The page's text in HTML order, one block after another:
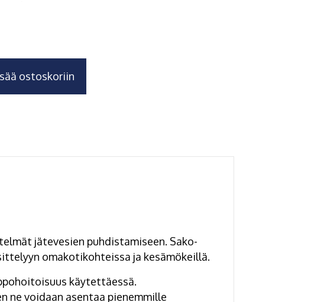
ostoskoriin
jätevesien puhdistamiseen. Sako-
omakotikohteissa ja kesämökeillä.
käytettäessä.
ne voidaan asentaa pienemmille